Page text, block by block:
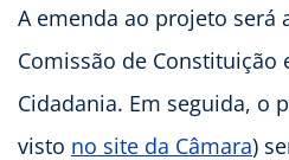
A emenda ao projeto será
Comissão de Constituição
Cidadania. Em seguida, o
visto no site da Câmara)